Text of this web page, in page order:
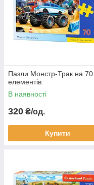
Пазли Монстр-Трак на 70
елементів
В наявності
320 ₴/од.
Купити